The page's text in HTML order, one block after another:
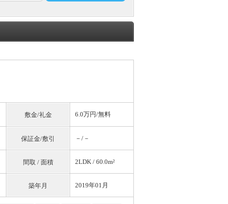
敷金/礼金 6.0万円/無料
保証金/敷引 －/－
間取 / 面積 2LDK / 60.0m²
築年月 2019年01月